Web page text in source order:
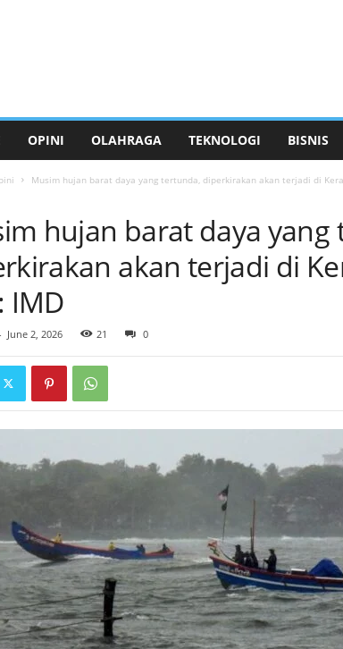
OPINI OLAHRAGA TEKNOLOGI BISNIS
Musim hujan barat daya yang tertunda, diperkirakan akan terjadi di
hujan barat daya yang
akan terjadi di
IMD
June 2, 2026 21 0